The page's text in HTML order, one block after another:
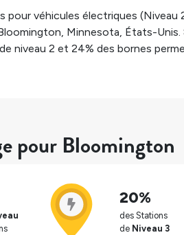
pour véhicules électriques (Niveau
, Minnesota, États-Unis.
niveau 2 et 24% des bornes
pour Bloomington
20%
des Stations
de Niveau 3